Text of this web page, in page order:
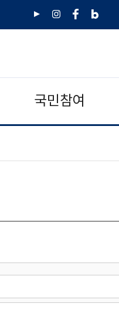
유
인
페
네
그
)
국민참여